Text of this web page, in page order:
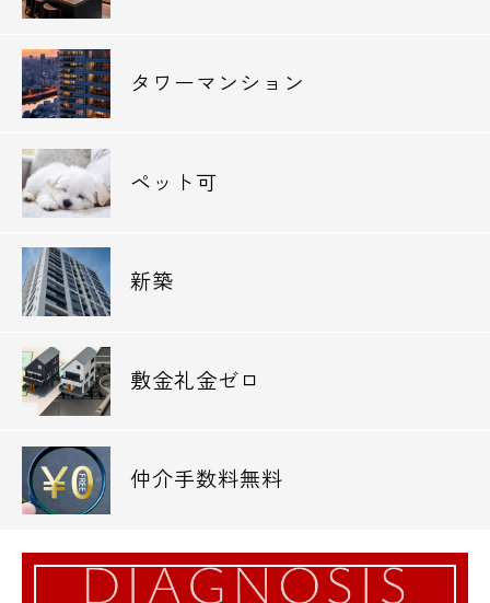
◆芝三郵便局・・242m
◆芝一郵便局・・261m
図書館
◆戸板女子短期大学図書館・・141m
銀行
◆三井住友信託銀行芝営業部・・253m
◆さわやか信用金庫東京港支店・・258m
◆きらぼし銀行浜松町支店・・338m
◆金杉濱町緑地・・321m
ョンは当社エスアールホームにお任せ下さ
タワーマンション
ペット可
新築
敷金礼金ゼロ
仲介手数料無料